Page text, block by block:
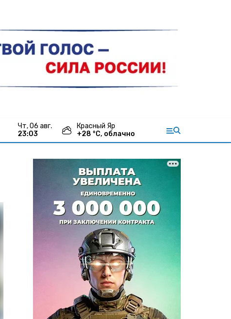
чт, 06 авг.
23:03
Красный Яр
+28 °С, облачно